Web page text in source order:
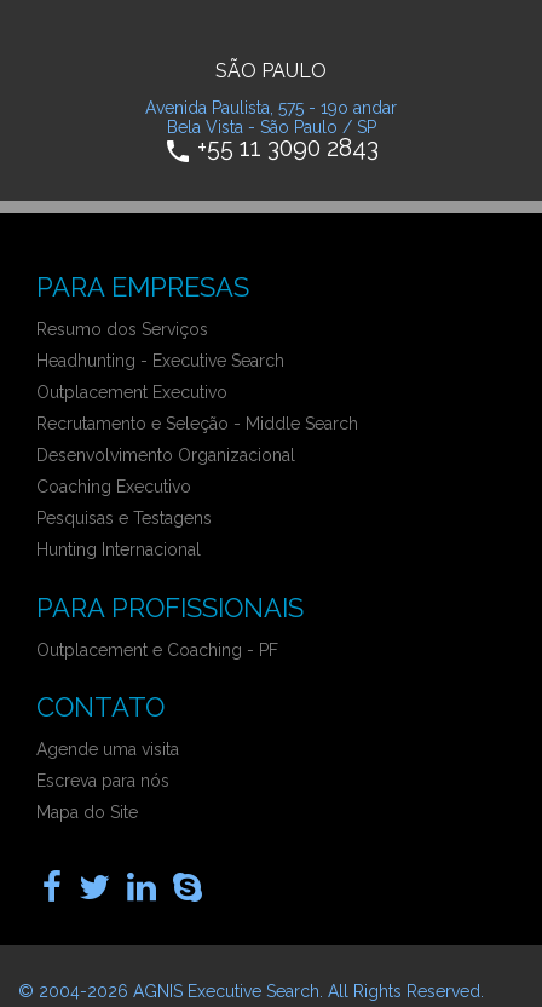
SÃO PAULO
Avenida Paulista, 575 - 19o andar
Bela Vista - São Paulo / SP
phone +55 11 3090 2843
PARA EMPRESAS
Resumo dos Serviços
Headhunting - Executive Search
Outplacement Executivo
Recrutamento e Seleção - Middle Search
Desenvolvimento Organizacional
Coaching Executivo
Pesquisas e Testagens
Hunting Internacional
PARA PROFISSIONAIS
Outplacement e Coaching - PF
CONTATO
Agende uma visita
Escreva para nós
Mapa do Site
© 2004-2026 AGNIS Executive Search . All Rights Reserved.